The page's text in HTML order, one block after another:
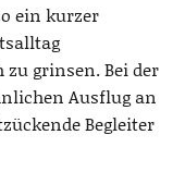
ein kurzer
grinsen. Bei der
Ausflug an
Begleiter